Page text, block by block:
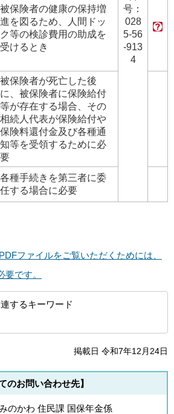
号：
028
5-56
-913
4
被保険者の健康の保持増
進を図るため、人間ドッ
ク等の検診費用の助成を
受けるとき
被保険者が死亡した後
に、被保険者に保険給付
等が存在する場合、その
相続人代表が保険給付や
保険料還付金及び各種通
知等を受領するために必
要
各種手続きを第三者に委
任する場合に必要
PDFファイルをご覧いただくためには、
要です。
するキーワード
掲載日 令和7年12月24日
のお問い合わせ先】
のかわ 住民課 国保年金係